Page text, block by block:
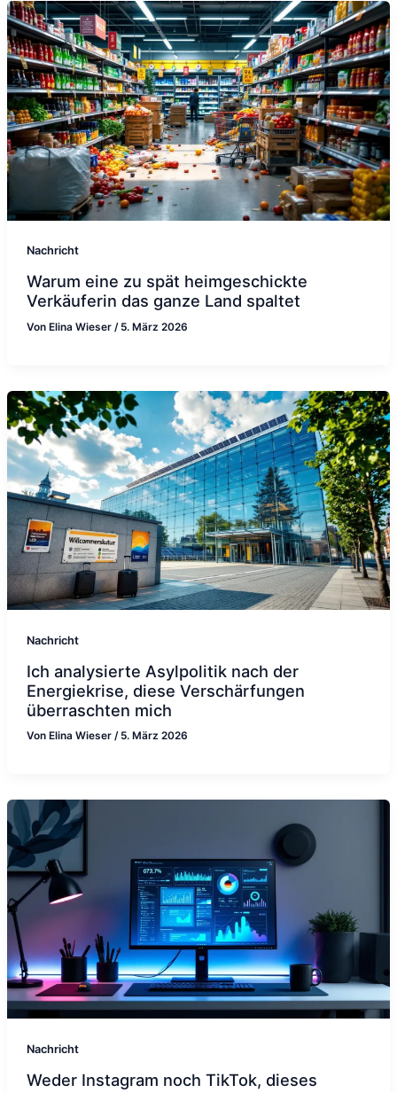
Nachricht
Warum eine zu spät heimgeschickte
Verkäuferin das ganze Land spaltet
Von Elina Wieser / 5. März 2026
Nachricht
Ich analysierte Asylpolitik nach der
Energiekrise, diese Verschärfungen
überraschten mich
Von Elina Wieser / 5. März 2026
Nachricht
Weder Instagram noch TikTok, dieses